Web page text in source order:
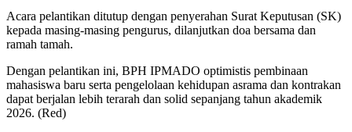
Acara pelantikan ditutup dengan penyerahan Surat Keputusan (SK)
kepada masing-masing pengurus, dilanjutkan doa bersama dan
ramah tamah.
Dengan pelantikan ini, BPH IPMADO optimistis pembinaan
mahasiswa baru serta pengelolaan kehidupan asrama dan kontrakan
dapat berjalan lebih terarah dan solid sepanjang tahun akademik
2026. (Red)